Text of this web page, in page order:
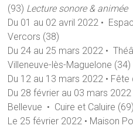
(93) Lecture sonore & animée
Du 01 au 02 avril 2022 •
Vercors (38)
Du 24 au 25 mars 2022 •
Villeneuve-lès-Maguelone (34)
Du 12 au 13 mars 2022 •
Du 28 février au 03 mars
Bellevue • Cuire et Caluire (69)
Le 25 février 2022 • Maison